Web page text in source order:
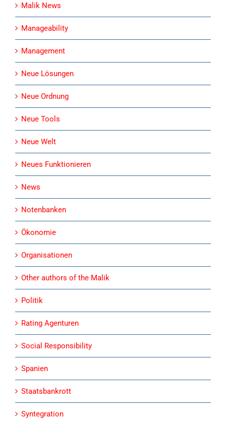
Malik News
Manageability
Management
Neue Lösungen
Neue Ordnung
Neue Tools
Neue Welt
Neues Funktionieren
News
Notenbanken
Ökonomie
Organisationen
Other authors of the Malik
Politik
Rating Agenturen
Social Responsibility
Spanien
Staatsbankrott
Syntegration